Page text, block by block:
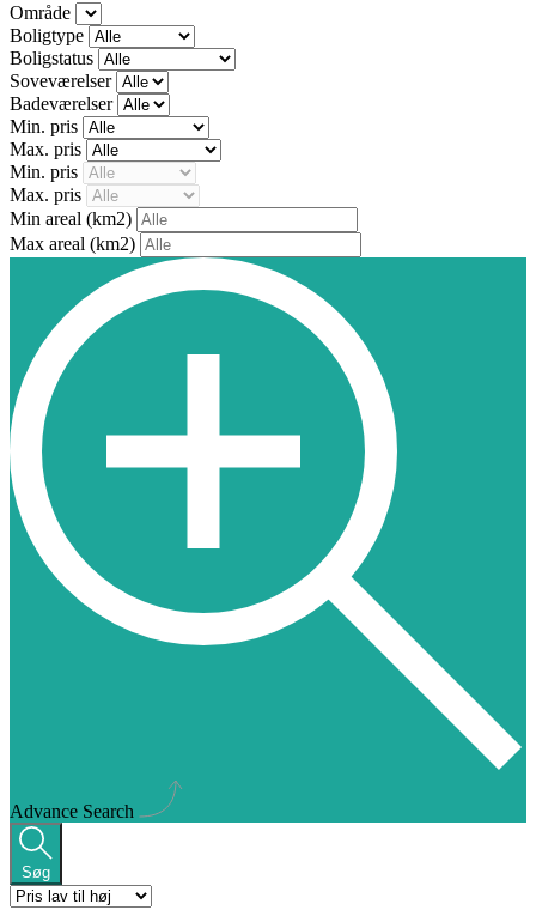
Område
Boligtype
Boligstatus
Soveværelser
Badeværelser
Min. pris
Max. pris
Min. pris
Max. pris
Min areal (km2)
Max areal (km2)
Advance Search
Søg